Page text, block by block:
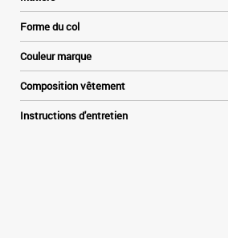
Forme du col
Couleur marque
Composition vêtement
Instructions d'entretien